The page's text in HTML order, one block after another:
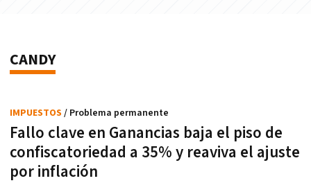
CANDY
Fallo clave en Ganancias baja el piso de
confiscatoriedad a 35% y reaviva el ajuste
por inflación
IMPUESTOS / Problema permanente